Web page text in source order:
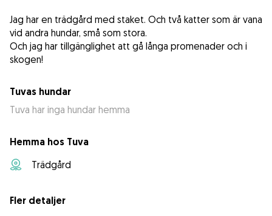
Jag har en trädgård med staket. Och två katter som är vana
vid andra hundar, små som stora.
Och jag har tillgänglighet att gå långa promenader och i
skogen!
Tuvas hundar
Tuva har inga hundar hemma
Hemma hos Tuva
Trädgård
Fler detaljer